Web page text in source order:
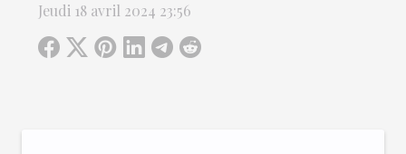
Jeudi 18 avril 2024 23:56